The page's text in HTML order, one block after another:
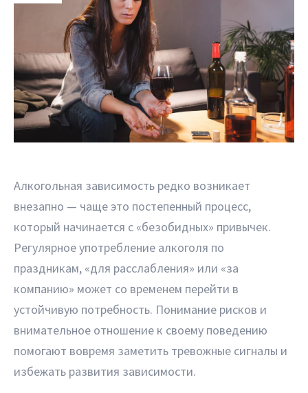
Алкогольная зависимость редко возникает
внезапно — чаще это постепенный процесс,
который начинается с «безобидных» привычек.
Регулярное употребление алкоголя по
праздникам, «для расслабления» или «за
компанию» может со временем перейти в
устойчивую потребность. Понимание рисков и
внимательное отношение к своему поведению
помогают вовремя заметить тревожные сигналы и
избежать развития зависимости.